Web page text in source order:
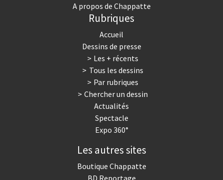
A propos de Chappatte
Rubriques
Accueil
Dessins de presse
Les + récents
Tous les dessins
Par rubriques
Chercher un dessin
Actualités
Spectacle
Expo 360°
Les autres sites
Boutique Chappatte